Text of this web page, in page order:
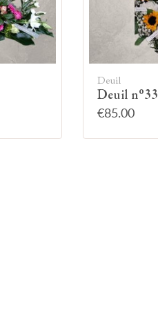
Deuil
Deuil n°33
€85.00